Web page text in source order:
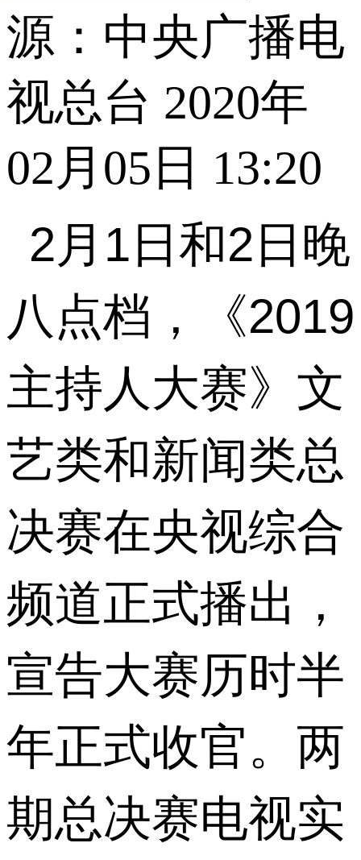
源：中央广播电
视总台 2020年
02月05日 13:20
2月 1 日和2 日晚
八点档，《2019
主持人大赛》文
艺类和新闻类总
决赛在央视综合
频道正式播出，
宣告大赛历时半
年正式收官。两
期总决赛电视实